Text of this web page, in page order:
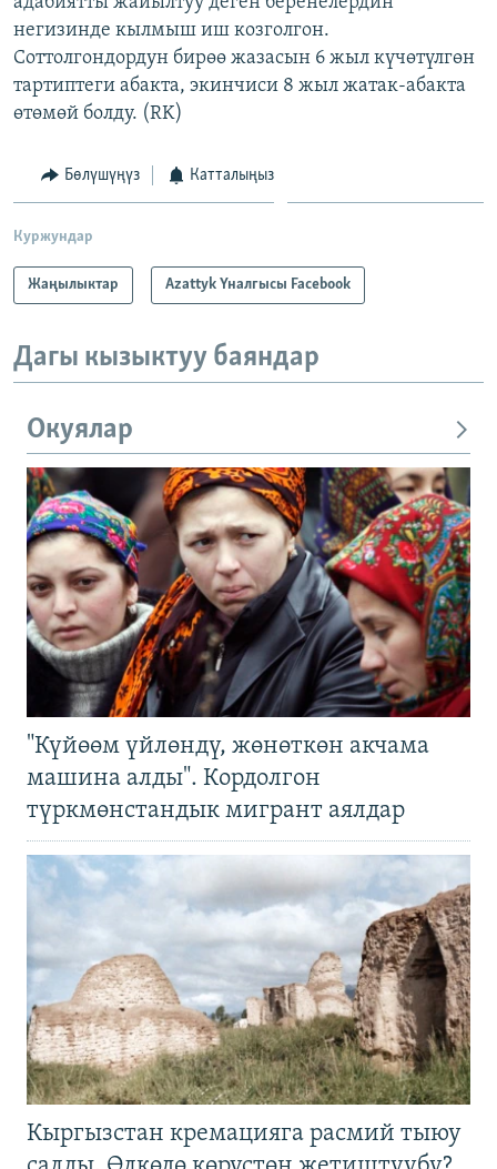
негизинде кылмыш иш козголгон.
Соттолгондордун бирөө жазасын 6 жыл күчөтүлгөн
тартиптеги абакта, экинчиси 8 жыл жатак-абакта
өтөмөй болду. (RK)
Бөлүшүңүз Катталыңыз
Куржундар
Жаңылыктар Azattyk Үналгысы Facebook
Дагы кызыктуу баяндар
Окуялар
"Күйөөм үйлөндү, жөнөткөн акчама
машина алды". Кордолгон
түркмөнстандык мигрант аялдар
Кыргызстан кремацияга расмий тыюу